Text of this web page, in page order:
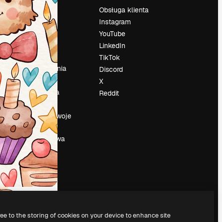
Cennik
O nas
Reviews
Kariera
Trendy
wyszukiwania
Blog
Wydarzenia
Slidesgo
Sprzedaj swoje
treści
Sala prasowa
Szukasz
magnific.ai
Obsługa klienta
Instagram
YouTube
LinkedIn
TikTok
Discord
X
Reddit
to the storing of cookies on your device to enhance site